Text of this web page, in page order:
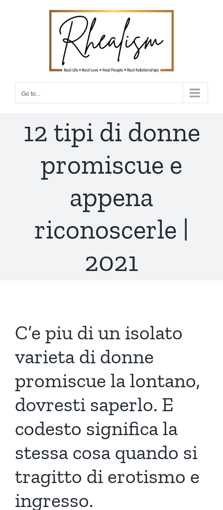
Go to...
12 tipi di donne
promiscue e
appena
riconoscerle |
2021
C’e piu di un isolato
varieta di donne
promiscue la lontano,
dovresti saperlo. E
codesto significa la
stessa cosa quando si
tragitto di erotismo e
ingresso.